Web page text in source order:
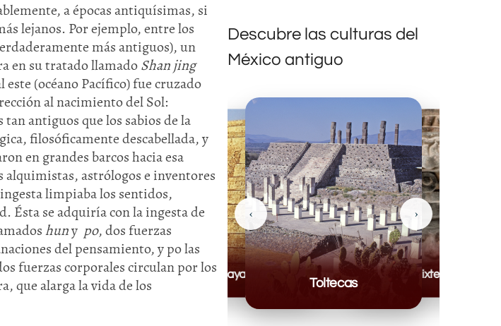
a épocas antiquísimas, si
lejanos. Por ejemplo, entre los
más antiguos), un
en su tratado llamadoShan jing
(océano Pacífico) fue cruzado
al nacimiento del Sol:
antiguos que los sabios de la
filosóficamente descabellada, y
en grandes barcos hacia esa
alquimistas, astrólogos e inventores
limpiaba los sentidos,
Ésta se adquiría con la ingesta de
huny po, dos fuerzas
del pensamiento, y po las
fuerzas corporales circulan por los
que alarga la vida de los
Descubre las culturas del
México antiguo
Mayas
Toltecas
Mixteca
Huasteca
Olmecas
‹ ›